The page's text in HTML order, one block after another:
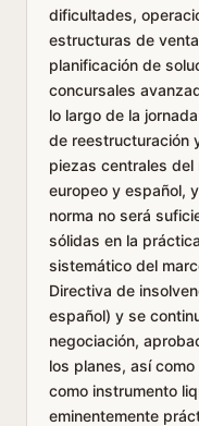
dificultades,
estructuras de
planificación de
concursales
lo largo de la
de reestructuración
piezas centrales del
europeo y español,
norma no será
sólidas en la
sistemático del
Directiva de
español) y se
negociación,
los planes, así
como instrumento
eminentemente